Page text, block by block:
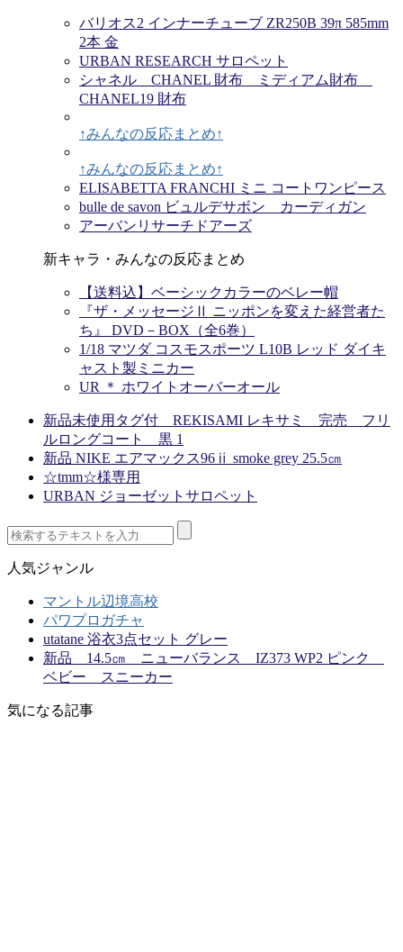
バリオス2 インナーチューブ ZR250B 39π 585mm
2本 金
URBAN RESEARCH サロペット
シャネル CHANEL 財布 ミディアム財布
CHANEL19 財布
↑みんなの反応まとめ↑
↑みんなの反応まとめ↑
ELISABETTA FRANCHI ミニ コートワンピース
bulle de savon ビュルデサボン カーディガン
アーバンリサーチドアーズ
新キャラ・みんなの反応まとめ
【送料込】ベーシックカラーのベレー帽
『ザ・メッセージⅡ ニッポンを変えた経営者た
ち』 DVD－BOX（全6巻）
1/18 マツダ コスモスポーツ L10B レッド ダイキ
ャスト製ミニカー
UR ＊ ホワイトオーバーオール
新品未使用タグ付 REKISAMI レキサミ 完売 フリ
ルロングコート 黒 1
新品 NIKE エアマックス96ⅱ smoke grey 25.5㎝
☆tmm☆様専用
URBAN ジョーゼットサロペット
人気ジャンル
マントル辺境高校
パワプロガチャ
utatane 浴衣3点セット グレー
新品 14.5㎝ ニューバランス IZ373 WP2 ピンク
ベビー スニーカー
気になる記事